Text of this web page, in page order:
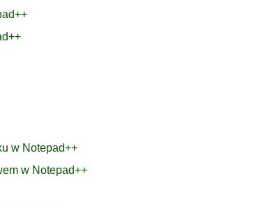
w Notepad++
w Notepad++